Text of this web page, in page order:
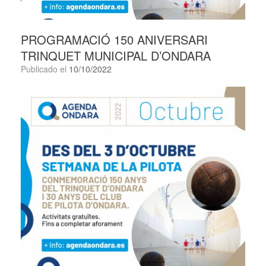
PROGRAMACIÓ 150 ANIVERSARI
TRINQUET MUNICIPAL D’ONDARA
Publicado el 10/10/2022